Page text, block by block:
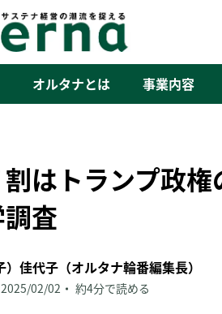
オルタナとは 事業内容
はトランプ政
査
佳代子（オルタナ輪番編集長）
2025/02/02 約4分で読める